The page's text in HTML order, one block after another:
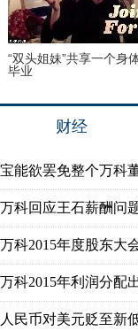
“双头姐妹”共享一个身
毕业
财经
宝能欲罢免整个万科
万科回应王石薪酬问
万科2015年度股东大
万科2015年利润分配
人民币对美元贬至新